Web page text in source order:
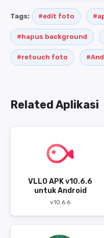
Tags: #edit foto
#hapus background
#retouch foto
Related Aplikasi
VLLO APK v10.6.6
untuk Android
v10.6.6